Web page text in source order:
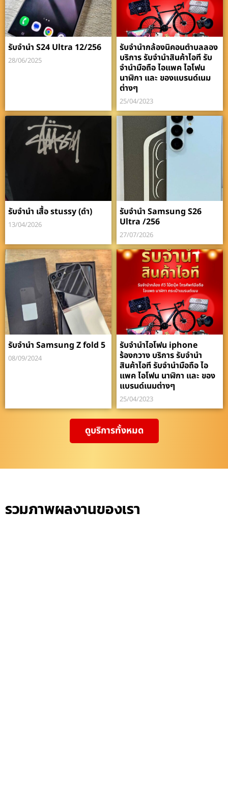
รับจำนำ S24 Ultra 12/256
28/06/2025
รับจำนำกล้องนิคอนตำบลลอง
บริการ รับจำนำสินค้าไอที รับ
จำนำมือถือ ไอแพค ไอโฟน
นาฬิกา และ ของแบรนด์เนม
ต่างๆ
25/04/2023
รับจำนำ เสื้อ stussy (ดำ)
13/04/2026
รับจำนำ Samsung S26
Ultra /256
27/07/2026
รับจำนำ Samsung Z fold 5
08/09/2024
รับจำนำไอโฟน iphone
ร้องกวาง บริการ รับจำนำ
สินค้าไอที รับจำนำมือถือ ไอ
แพค ไอโฟน นาฬิกา และ ของ
แบรนด์เนมต่างๆ
25/04/2023
ดูบริการทั้งหมด
รวมภาพผลงานของเรา